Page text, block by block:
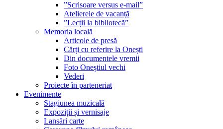
”Scrisoare versus e-mail”
Atelierele de vacanță
”Lecții la bibliotecă”
Memoria locală
Articole de presă
Cărți cu referire la Onești
Din documentele vremii
Foto Oneștiul vechi
Vederi
Proiecte în parteneriat
Evenimente
Stagiunea muzicală
Expoziții și vernisaje
Lansări carte